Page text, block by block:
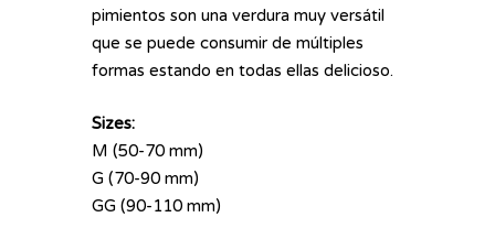
pimientos son una verdura muy versátil
que se puede consumir de múltiples
formas estando en todas ellas delicioso.
Sizes:
M (50-70 mm)
G (70-90 mm)
GG (90-110 mm)